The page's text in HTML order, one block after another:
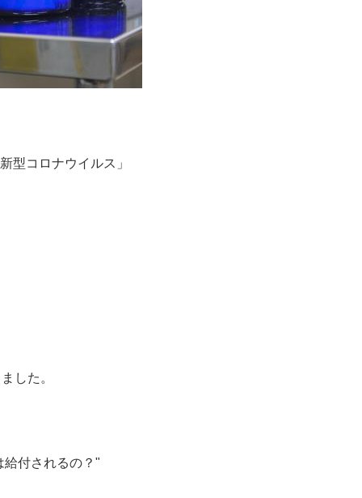
型コロナウイルス」
した。
給付されるの？"